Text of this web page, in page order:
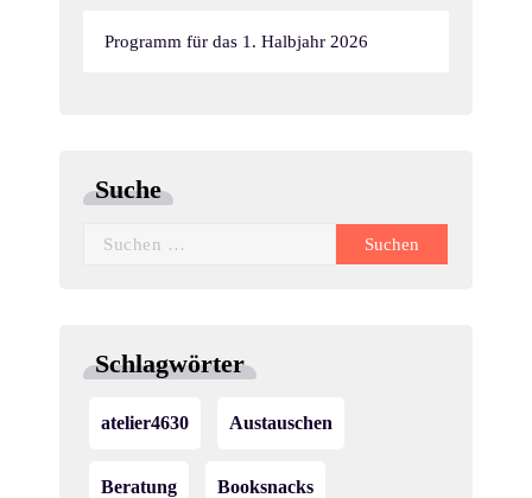
Programm für das 1. Halbjahr 2026
Suche
Suchen
Schlagwörter
atelier4630 Austauschen
Beratung Booksnacks